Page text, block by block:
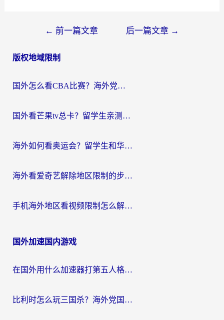
导
← 前一篇文章 后一篇文章 →
版权地域限制
国外怎么看CBA比赛？海外党专属体育直播指南，告别地区限制看球自由
国外看芒果tv总卡？留学生亲测：3步解决地域限制+流畅追剧攻略
海外如何看奥运会？留学生和华人必藏的体育赛事观看终极指南
海外看爱奇艺解除地区限制的步骤与注意事项详解：留学生必看的无卡顿追剧指南
手机海外地区看视频限制怎么解决？海外党追剧看片的实用指南
国外加速国内游戏
在国外用什么加速器打第五人格？留学生亲测：这6个功能才是关键！
比利时怎么玩三国杀？海外党国服游戏加速器终极指南（附问道CODOL优化方案）